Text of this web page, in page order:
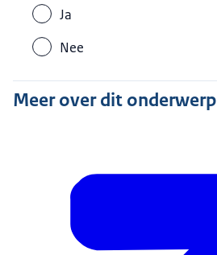
Ja
Nee
Meer over dit onderwerp